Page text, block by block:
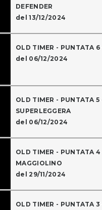
DEFENDER
del 13/12/2024
OLD TIMER - PUNTATA 6
del 06/12/2024
OLD TIMER - PUNTATA 5
SUPERLEGGERA
del 06/12/2024
OLD TIMER - PUNTATA
MAGGIOLINO
del 29/11/2024
OLD TIMER - PUNTATA 3